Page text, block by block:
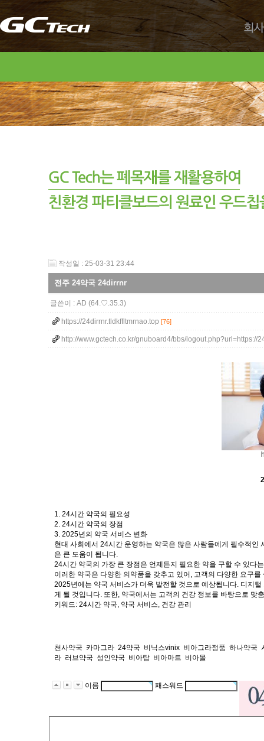
회사
작성일 : 25-03-31 23:44
전주 24약국 24dirrnr
글쓴이 : AD (64.♡.35.3)
https://24dirrnr.tldkffltmrnao.top [76]
http://www.gctech.co.kr/gnuboard4/bbs/logout.php?url=https://
1. 24시간 약국의 필요성
2. 24시간 약국의 장점
3. 2025년의 약국 서비스 변화
현대 사회에서 24시간 운영하는 약국은 많은 사람들에게 필수적
은 큰 도움이 됩니다.
24시간 약국의 가장 큰 장점은 언제든지 필요한 약을 구할 수 있다
이러한 약국은 다양한 의약품을 갖추고 있어, 고객의 다양한 요구를
2025년에는 약국 서비스가 더욱 발전할 것으로 예상됩니다. 디지
게 될 것입니다. 또한, 약국에서는 고객의 건강 정보를 바탕으로 맞
키워드: 24시간 약국, 약국 서비스, 건강 관리
천사약국 카마그라 24약국 비닉스vinix 비아그라정품 하나약국
라 러브약국 성인약국 비아탑 비아마트 비아몰
이름 패스워드